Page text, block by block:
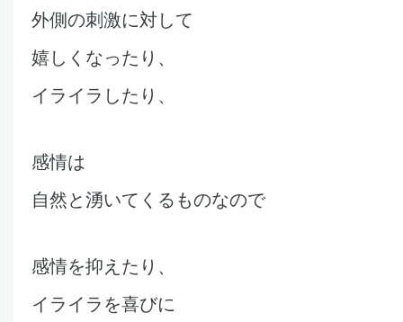
外側の刺激に対して
嬉しくなったり、
イライラしたり、
感情は
自然と湧いてくるものなので
感情を抑えたり、
イライラを喜びに